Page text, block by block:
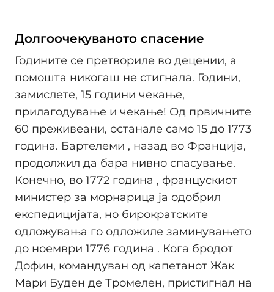
Долгоочекуваното спасение
Годините се претвориле во децении, а
помошта никогаш не стигнала. Години,
замислете, 15 години чекање,
прилагодување и чекање! Од првичните
60 преживеани, останале само 15 до 1773
година. Бартелеми , назад во Франција,
продолжил да бара нивно спасување.
Конечно, во 1772 година , францускиот
министер за морнарица ја одобрил
експедицијата, но бирократските
одложувања го одложиле заминувањето
до ноември 1776 година . Кога бродот
Дофин, командуван од капетанот Жак
Мари Буден де Тромелен, пристигнал на